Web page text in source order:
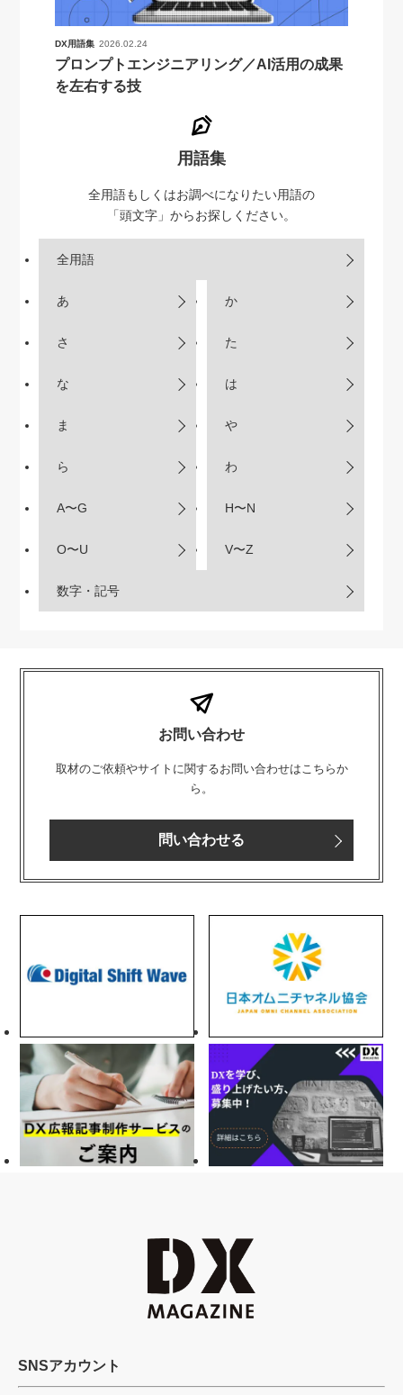
DX用語集 2026.02.24
プロンプトエンジニアリング／AI活用の成果
を左右する技
用語集
全用語もしくはお調べになりたい用語の
「頭文字」からお探しください。
全用語
あ か
さ た
な は
ま や
ら わ
A〜G H〜N
O〜U V〜Z
数字・記号
お問い合わせ
取材のご依頼やサイトに関するお問い合わせはこちらか
ら。
問い合わせる
SNSアカウント